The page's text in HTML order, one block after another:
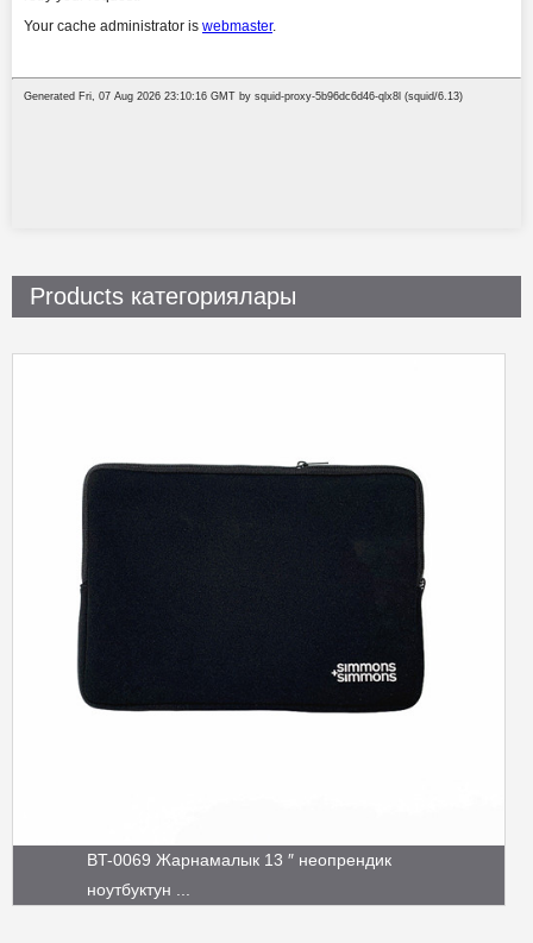
Products категориялары
BT-0069 Жарнамалык 13 ″ неопрендик
ноутбуктун ...